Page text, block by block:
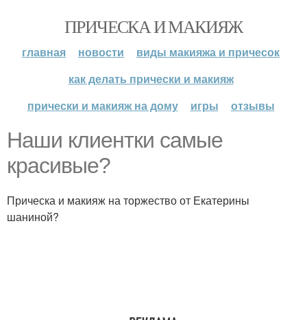
ПРИЧЕСКА И МАКИЯЖ
главная новости
виды макияжа и причесок
как делать прически и макияж
прически и макияж на дому
игры отзывы
Наши клиентки самые
красивые?
Прическа и макияж на торжество от Екатерины
шаниной?